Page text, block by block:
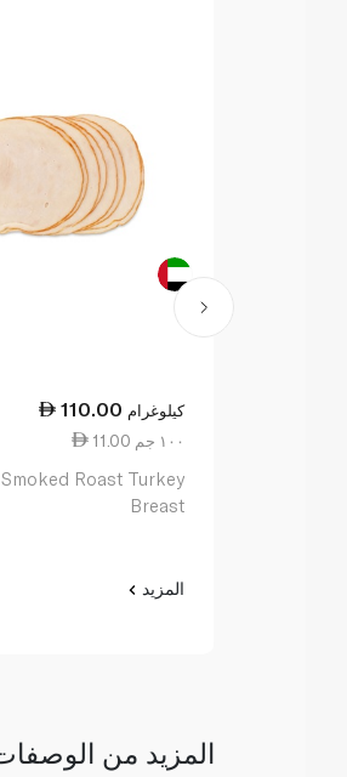
110.00 كيلوغرام
11.00 ١٠٠ جم
Smoked Roast Turkey
Breast
المزيد
المزيد من